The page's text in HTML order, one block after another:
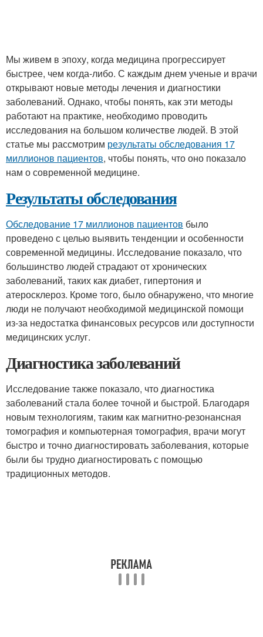
Мы живем в эпоху, когда медицина прогрессирует
быстрее, чем когда-либо. С каждым днем ученые и врачи
открывают новые методы лечения и диагностики
заболеваний. Однако, чтобы понять, как эти методы
работают на практике, необходимо проводить
исследования на большом количестве людей. В этой
статье мы рассмотрим результаты обследования 17
миллионов пациентов, чтобы понять, что оно показало
нам о современной медицине.
Результаты обследования
Обследование 17 миллионов пациентов было
проведено с целью выявить тенденции и особенности
современной медицины. Исследование показало, что
большинство людей страдают от хронических
заболеваний, таких как диабет, гипертония и
атеросклероз. Кроме того, было обнаружено, что многие
люди не получают необходимой медицинской помощи
из-за недостатка финансовых ресурсов или доступности
медицинских услуг.
Диагностика заболеваний
Исследование также показало, что диагностика
заболеваний стала более точной и быстрой. Благодаря
новым технологиям, таким как магнитно-резонансная
томография и компьютерная томография, врачи могут
быстро и точно диагностировать заболевания, которые
были бы трудно диагностировать с помощью
традиционных методов.